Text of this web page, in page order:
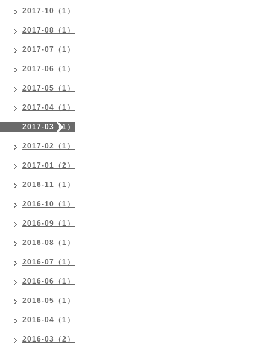
2017-10（1）
2017-08（1）
2017-07（1）
2017-06（1）
2017-05（1）
2017-04（1）
2017-03（1）
2017-02（1）
2017-01（2）
2016-11（1）
2016-10（1）
2016-09（1）
2016-08（1）
2016-07（1）
2016-06（1）
2016-05（1）
2016-04（1）
2016-03（2）